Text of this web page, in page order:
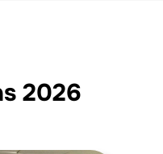
2026